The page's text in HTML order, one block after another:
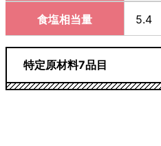
食塩相当量 5.4
特定原材料7品目